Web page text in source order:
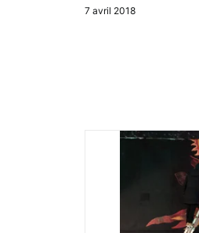
7 avril 2018